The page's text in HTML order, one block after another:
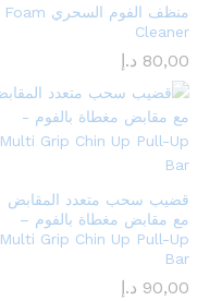
منظف الفوم السحري Foam
Cleaner
80,00 د.إ
قضيب سحب متعدد المقابض
مع مقابض مغطاة بالفوم –
Multi Grip Chin Up Pull-Up
Bar
90,00 د.إ